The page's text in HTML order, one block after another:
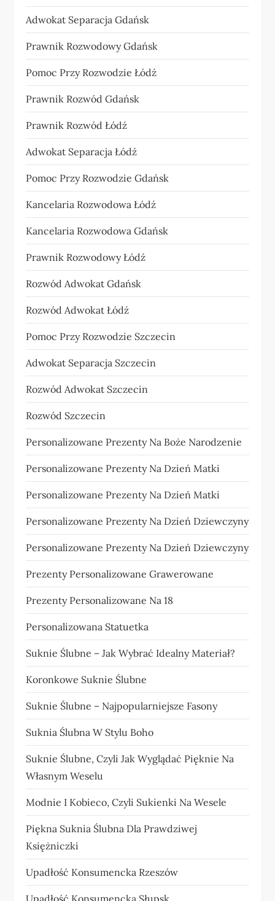
Adwokat Separacja Gdańsk
Prawnik Rozwodowy Gdańsk
Pomoc Przy Rozwodzie Łódź
Prawnik Rozwód Gdańsk
Prawnik Rozwód Łódź
Adwokat Separacja Łódź
Pomoc Przy Rozwodzie Gdańsk
Kancelaria Rozwodowa Łódź
Kancelaria Rozwodowa Gdańsk
Prawnik Rozwodowy Łódź
Rozwód Adwokat Gdańsk
Rozwód Adwokat Łódź
Pomoc Przy Rozwodzie Szczecin
Adwokat Separacja Szczecin
Rozwód Adwokat Szczecin
Rozwód Szczecin
Personalizowane Prezenty Na Boże Narodzenie
Personalizowane Prezenty Na Dzień Matki
Personalizowane Prezenty Na Dzień Matki
Personalizowane Prezenty Na Dzień Dziewczyny
Personalizowane Prezenty Na Dzień Dziewczyny
Prezenty Personalizowane Grawerowane
Prezenty Personalizowane Na 18
Personalizowana Statuetka
Suknie Ślubne – Jak Wybrać Idealny Materiał?
Koronkowe Suknie Ślubne
Suknie Ślubne – Najpopularniejsze Fasony
Suknia Ślubna W Stylu Boho
Suknie Ślubne, Czyli Jak Wyglądać Pięknie Na
Własnym Weselu
Modnie I Kobieco, Czyli Sukienki Na Wesele
Piękna Suknia Ślubna Dla Prawdziwej
Księżniczki
Upadłość Konsumencka Rzeszów
Upadłość Konsumencka Słupsk